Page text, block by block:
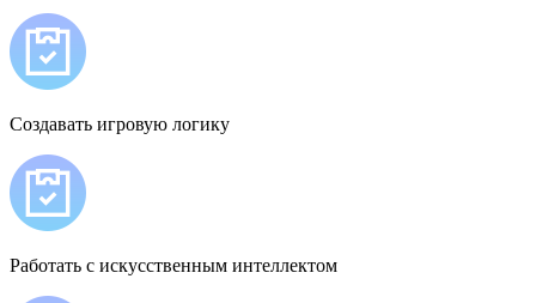
Создавать игровую логику
Работать с искусственным интеллектом